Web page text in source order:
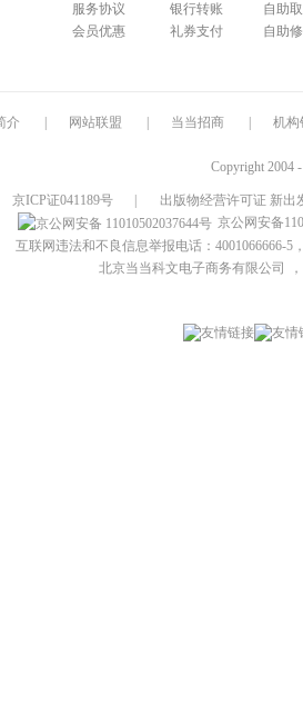
服务协议
会员优惠
银行转账
礼券支付
自助
自助
介 网站联盟 当当招商 机构
Copyright 2004
京ICP证041189号
出版物经营许可证 新出
京公网安备
互联网违法和不良信息举报电话：4001066666-5
北京当当科文电子商务有限公司